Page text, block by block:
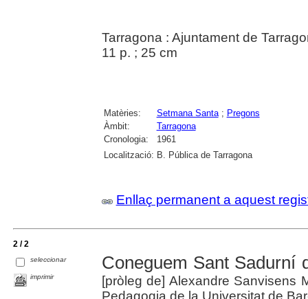
Tarragona : Ajuntament de
11 p. ; 25 cm
Matèries: Setmana Santa; Pregons
Àmbit:
Tarragona
Cronologia:
1961
Localització: B. Pública de Tarragona
Enllaç permanent a aquest
2 / 2
seleccionar
imprimir
Coneguem Sant Sadurní
[pròleg de] Alexandre Sanvisens
Pedagogia de la Universitat de